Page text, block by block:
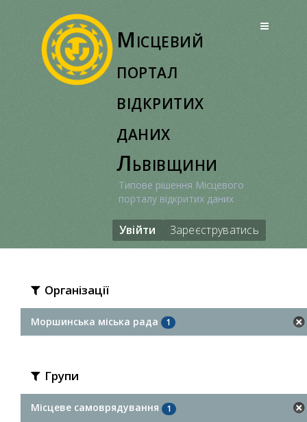
Місцевий
портал
відкритих
даних
Львівщини
Типове рішення Місцевого
порталу відкритих даних
Увійти Зареєструватись
Організації
Моршинська міська рада 1
Групи
Місцеве самоврядування 1